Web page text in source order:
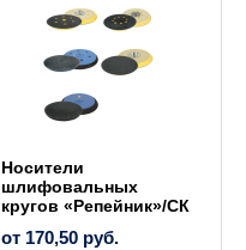
Носители
шлифовальных
кругов «Репейник»/СК
от 170,50 руб.